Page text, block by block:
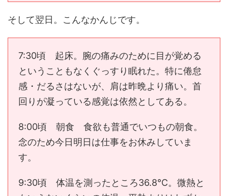
そして翌日。こんなかんじです。
7:30頃 起床。腕の痛みのために目が覚める
ということもなくぐっすり眠れた。特に倦怠
感・だるさはないが、肩は昨晩より痛い。首
回りが凝っている感覚は依然としてある。
8:00頃 朝食 食欲も普通でいつもの朝食。
念のため今日明日は仕事をお休みしていま
す。
9:30頃 体温を測ったところ36.8℃。微熱と